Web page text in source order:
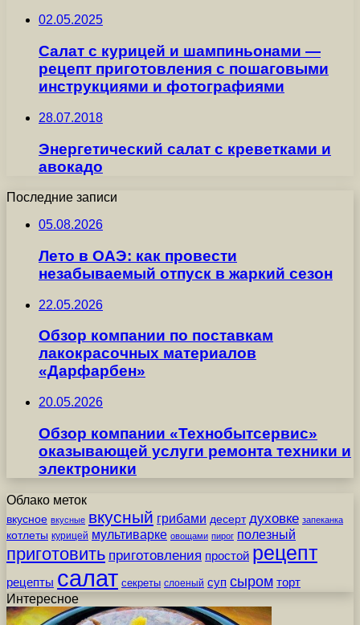
02.05.2025
Салат с курицей и шампиньонами —
рецепт приготовления с пошаговыми
инструкциями и фотографиями
28.07.2018
Энергетический салат с креветками и
авокадо
Последние записи
05.08.2026
Лето в ОАЭ: как провести
незабываемый отпуск в жаркий сезон
22.05.2026
Обзор компании по поставкам
лакокрасочных материалов
«Дарфарбен»
20.05.2026
Обзор компании «Технобытсервис»
оказывающей услуги ремонта техники и
электроники
Облако меток
вкусное вкусные вкусный грибами десерт духовке запеканка
котлеты курицей мультиварке овощами пирог полезный
приготовить приготовления простой рецепт
рецепты салат секреты слоеный суп сыром торт
Интересное